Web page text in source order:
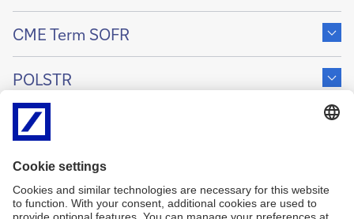
Show
content
of
CME Term SOFR
Show
content
of
POLSTR
sierpnia 2025 r. i są aktualne na dzień ich sporządzenia.
Informacje dotyczące wskaźników referencyjnych mogą ulec